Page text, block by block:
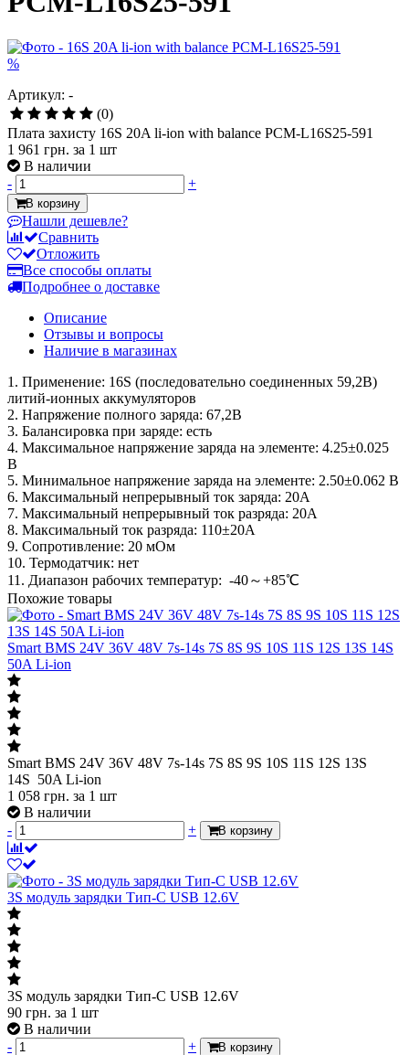
%
Артикул: -
(0)
Плата захисту 16S 20A li-ion with balance PCM-L16S25-591
1 961 грн. за 1 шт
В наличии
-
+
В корзину
Нашли дешевле?
Сравнить
Отложить
Все способы оплаты
Подробнее о доставке
Описание
Отзывы и вопросы
Наличие в магазинах
1. Применение: 16S (последовательно соединенных 59,2В)
литий-ионных аккумуляторов
2. Напряжение полного заряда: 67,2В
3. Балансировка при заряде: есть
4. Максимальное напряжение заряда на элементе: 4.25±0.025
В
5. Минимальное напряжение заряда на элементе: 2.50±0.062 В
6. Максимальный непрерывный ток заряда: 20A
7. Максимальный непрерывный ток разряда: 20А
8. Максимальный ток разряда: 110±20A
9. Сопротивление: 20 мОм
10. Термодатчик: нет
11. Диапазон рабочих температур: -40～+85℃
Похожие товары
Smart BMS 24V 36V 48V 7s-14s 7S 8S 9S 10S 11S 12S 13S 14S
50A Li-ion
Smart BMS 24V 36V 48V 7s-14s 7S 8S 9S 10S 11S 12S 13S
14S 50A Li-ion
1 058 грн. за 1 шт
В наличии
-
+ В корзину
3S модуль зарядки Тип-С USB 12.6V
3S модуль зарядки Тип-С USB 12.6V
90 грн. за 1 шт
В наличии
-
+ В корзину